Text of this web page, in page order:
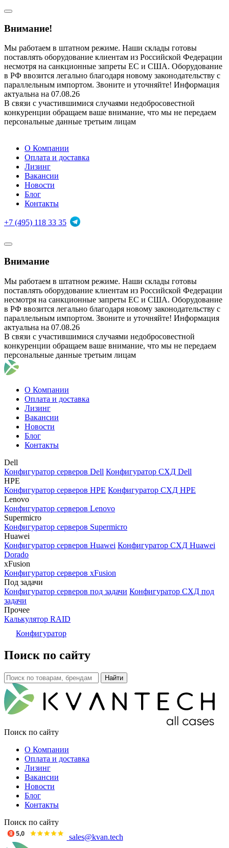
Внимание!
Мы работаем в штатном режиме. Наши склады готовы
поставлять оборудование клиентам из Российской Федерации
несмотря на санкционные запреты ЕС и США. Оборудование
в РФ ввозится легально благодаря новому законодательству с
параллельным импортом. Звоните и уточняйте! Информация
актуальна на 07.08.26
В связи с участившимися случаями недобросовестной
конкуренции обращаем ваше внимание, что мы не передаем
персональные данные третьим лицам
О Компании
Оплата и доставка
Лизинг
Вакансии
Новости
Блог
Контакты
+7 (495) 118 33 35
Внимание
Мы работаем в штатном режиме. Наши склады готовы
поставлять оборудование клиентам из Российской Федерации
несмотря на санкционные запреты ЕС и США. Оборудование
в РФ ввозится легально благодаря новому законодательству с
параллельным импортом. Звоните и уточняйте! Информация
актуальна на 07.08.26
В связи с участившимися случаями недобросовестной
конкуренции обращаем ваше внимание, что мы не передаем
персональные данные третьим лицам
О Компании
Оплата и доставка
Лизинг
Вакансии
Новости
Блог
Контакты
Dell
Конфигуратор серверов Dell Конфигуратор СХД Dell
HPE
Конфигуратор серверов HPE Конфигуратор СХД HPE
Lenovo
Конфигуратор серверов Lenovo
Supermicro
Конфигуратор серверов Supermicro
Huawei
Конфигуратор серверов Huawei Конфигуратор СХД Huawei
Dorado
xFusion
Конфигуратор серверов xFusion
Под задачи
Конфигуратор серверов под задачи Конфигуратор СХД под
задачи
Прочее
Калькулятор RAID
Конфигуратор
Поиск по сайту
Поиск по сайту
О Компании
Оплата и доставка
Лизинг
Вакансии
Новости
Блог
Контакты
Поиск по сайту
sales@kvan.tech